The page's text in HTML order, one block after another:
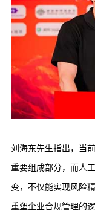
刘海东先生指出，当
重要组成部分，而人
变，不仅能实现风险
重塑企业合规管理的